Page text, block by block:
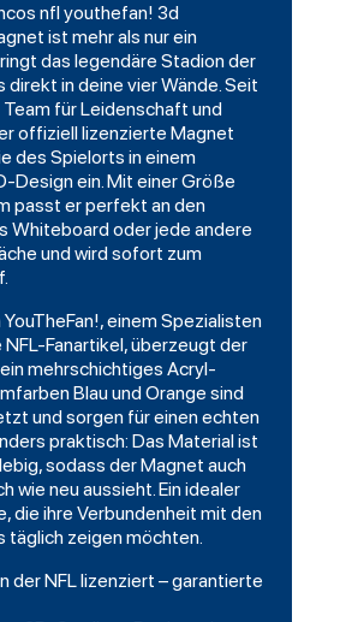
nflyouthefan! 3d
ist mehr als nur ein
das legendäre Stadion der
direkt in deine vier Wände. Seit
für Leidenschaft und
offiziell lizenzierte Magnet
des Spielorts in einem
Design ein. Mit einer Größe
passt er perfekt an den
Whiteboard oder jede andere
und wird sofort zum
einem Spezialisten
Fanartikel, überzeugt der
mehrschichtiges Acryl-
Blau und Orange sind
und sorgen für einen echten
praktisch: Das Material ist
sodass der Magnet auch
wie neu aussieht. Ein idealer
die ihre Verbundenheit mit den
täglich zeigen möchten.
der NFL lizenziert – garantierte